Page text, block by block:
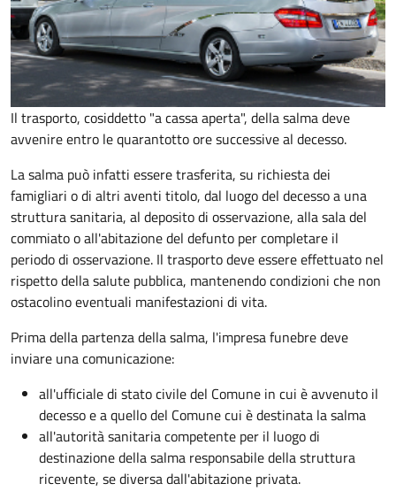
Il trasporto, cosiddetto "a cassa aperta", della salma deve
avvenire entro le quarantotto ore successive al decesso.
La salma può infatti essere trasferita, su richiesta dei
famigliari o di altri aventi titolo, dal luogo del decesso a una
struttura sanitaria, al deposito di osservazione, alla sala del
commiato o all'abitazione del defunto percompletare il
periodo di osservazione. Il trasporto deve essere effettuato nel
rispetto della salute pubblica, mantenendo condizioni che non
ostacolino eventuali manifestazioni di vita.
Prima della partenza della salma, l'impresa funebre deve
inviare una comunicazione:
all'ufficiale di stato civile del Comune in cui è avvenuto il
decesso e a quello del Comune cui è destinata la salma
all'autorità sanitaria competente per il luogo di
destinazione della salma responsabile della struttura
ricevente, se diversa dall'abitazione privata.